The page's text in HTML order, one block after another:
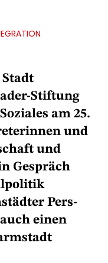
Stiftung
am 25.
und
und
Gespräch
Pers­
einen